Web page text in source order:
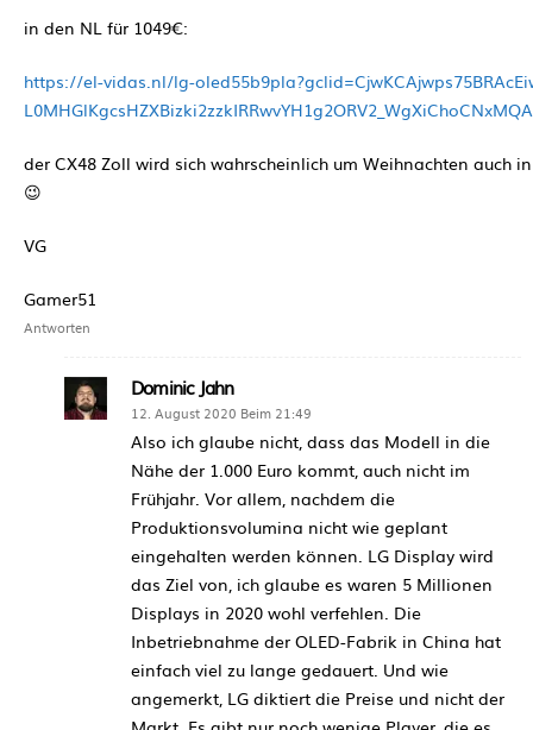
in den NL für 1049€:
https://el-vidas.nl/lg-
der CX48 Zoll wird sich wahrscheinlich um Weihnachten auch
😉
VG
Gamer51
Antworten
Dominic Jahn
12. August 2020 Beim 21:49
Also ich glaube nicht, dass das Modell in die
Nähe der 1.000 Euro kommt, auch nicht im
Frühjahr. Vor allem, nachdem die
Produktionsvolumina nicht wie geplant
eingehalten werden können. LG Display wird
das Ziel von, ich glaube es waren 5 Millionen
Displays in 2020 wohl verfehlen. Die
Inbetriebnahme der OLED-Fabrik in China hat
einfach viel zu lange gedauert. Und wie
angemerkt, LG diktiert die Preise und nicht der